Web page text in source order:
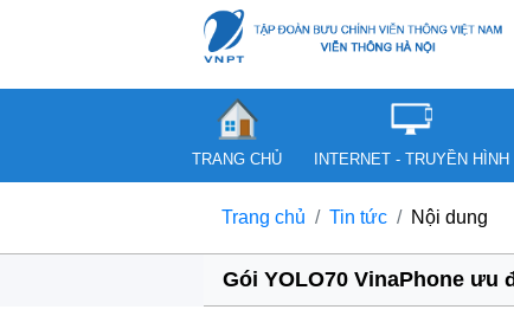
TRANG CHỦ INTERNET - TRUYỀN HÌNH
Trang chủ Tin tức Nội dung
Gói YOLO70 VinaPhone ưu